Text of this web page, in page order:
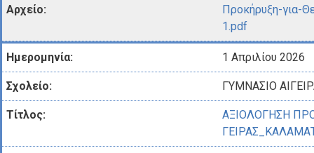
Προκήρυξη-για-
1.pdf
1 Απριλίου 2026
ΓΥΜΝΑΣΙΟ
ΑΞΙΟΛΟΓΗΣΗ